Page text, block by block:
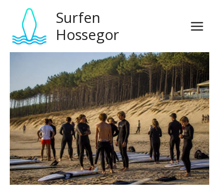
springen
Surfen
Hossegor